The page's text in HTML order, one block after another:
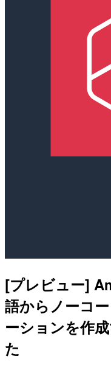
[プレビュー]
語からノーコ
ーションを作
た